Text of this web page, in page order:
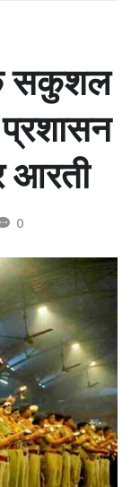
सकुशल
आरती
0